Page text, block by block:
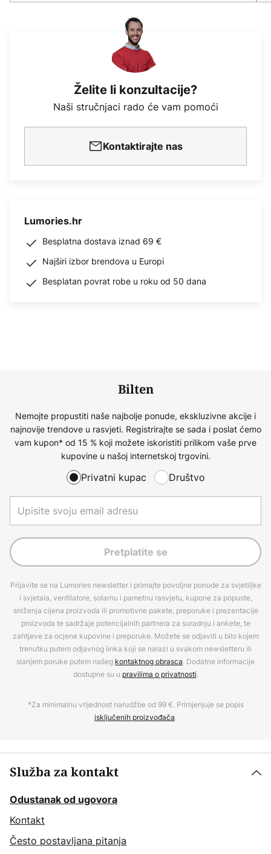
Želite li konzultacije?
Naši stručnjaci rado će vam pomoći
Kontaktirajte nas
Lumories.hr
Besplatna dostava iznad 69 €
Najširi izbor brendova u Europi
Besplatan povrat robe u roku od 50 dana
Bilten
Nemojte propustiti naše najbolje ponude, ekskluzivne akcije i
najnovije trendove u rasvjeti. Registrirajte se sada i poslat ćemo
vam kupon* od 15 % koji možete iskoristiti prilikom vaše prve
kupovine u našoj internetskoj trgovini.
Privatni kupac Društvo
Pretplatite se
Prijavite se na Lumories newsletter i primajte povoljne ponude za svjetiljke
i svjetala, ventilatore, solarnu i pametnu rasvjetu, kupone za popuste,
sniženja cijena proizvoda ili promotivne pakete, preporuke i prezentacije
proizvoda te sadržaje potencijalnih partnera za suradnju i ankete, te
zahtjeve za ocjene kupovine i preporuke. Možete se odjaviti u bilo kojem
trenutku putem odjavnog linka koji se nalazi u svakom newsletteru ili
slanjem poruke putem našeg kontaktnog obrasca. Dodatne informacije
dostupne su u pravilima o privatnosti.
*Za minimalnu vrijednost narudžbe od 99 €. Primjenjuje se popis
isključenih proizvođača.
Služba za kontakt
Odustanak od ugovora
Kontakt
Često postavljana pitanja